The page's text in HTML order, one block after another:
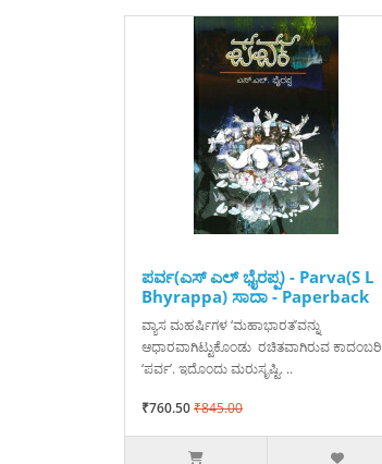
ಪರ್ವ(ಎಸ್ ಎಲ್ ಭೈರಪ್ಪ) - Parva(S L
Bhyrappa) ಸಾದಾ - Paperback
ವ್ಯಾಸ ಮಹರ್ಷಿಗಳ ‘ಮಹಾಭಾರತ’ವನ್ನು
ಆಧಾರವಾಗಿಟ್ಟುಕೊಂಡು ರಚಿತವಾಗಿರುವ ಕಾದಂಬರಿ
‘ಪರ್ವ’. ಇದೊಂದು ಮರುಸೃಷ್ಟಿ. ..
₹760.50₹845.00